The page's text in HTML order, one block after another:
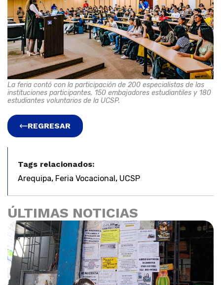
La feria contó con la participación de 200 especialistas de las
instituciones participantes, 150 embajadores estudiantiles y 180
estudiantes voluntarios de la UCSP.
REGRESAR
Tags relacionados:
Arequipa, Feria Vocacional , UCSP
ÚLTIMAS NOTICIAS